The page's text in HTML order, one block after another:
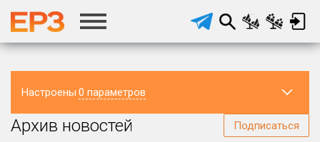
Настроены 0 параметров
Регион
Архив новостей Подписаться